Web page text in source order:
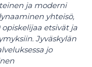
ja moderni
yhteisö,
etsivät ja
Jyväskylän
jo